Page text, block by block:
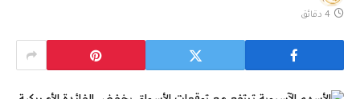
4 دقائق